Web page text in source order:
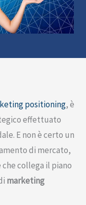
positioning, è
effettuato
E non è certo un
di mercato,
collega il piano
marketing